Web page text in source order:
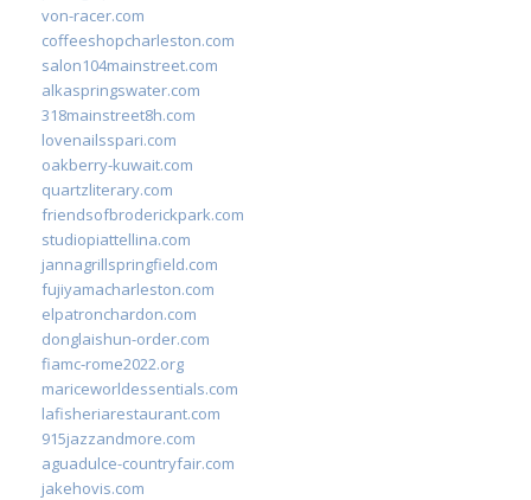
von-racer.com
coffeeshopcharleston.com
salon104mainstreet.com
alkaspringswater.com
318mainstreet8h.com
lovenailsspari.com
oakberry-kuwait.com
quartzliterary.com
friendsofbroderickpark.com
studiopiattellina.com
jannagrillspringfield.com
fujiyamacharleston.com
elpatronchardon.com
donglaishun-order.com
fiamc-rome2022.org
mariceworldessentials.com
lafisheriarestaurant.com
915jazzandmore.com
aguadulce-countryfair.com
jakehovis.com